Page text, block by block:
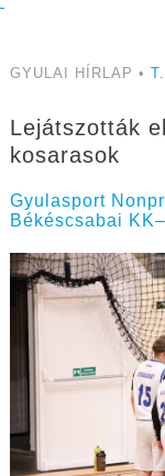
GYULAI HÍRLAP •
Lejátszották
kosarasok
Gyulasport
Békéscsabai